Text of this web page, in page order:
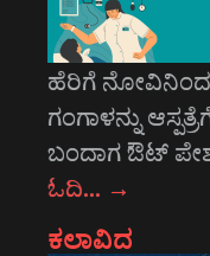
ಹೆರಿಗೆ ನೋವಿನಿಂದ
ಗಂಗಾಳನ್ನು
ಬಂದಾಗ ಔಟ್
ಓದಿ… →
ಕಲಾವಿದ